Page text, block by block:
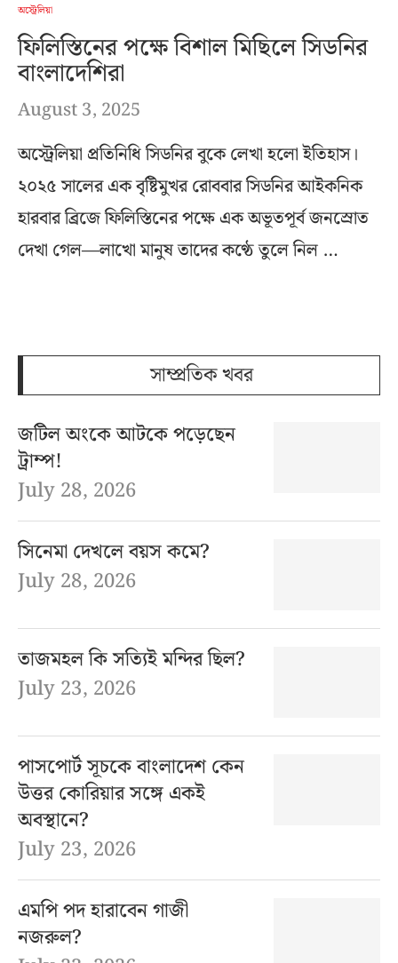
অস্ট্রেলিয়া
ফিলিস্তিনের পক্ষে বিশাল মিছিলে সিডনির
বাংলাদেশিরা
August 3, 2025
অস্ট্রেলিয়া প্রতিনিধি সিডনির বুকে লেখা হলো ইতিহাস।
২০২৫ সালের এক বৃষ্টিমুখর রোববার সিডনির আইকনিক
হারবার ব্রিজে ফিলিস্তিনের পক্ষে এক অভূতপূর্ব জনস্রোত
দেখা গেল—লাখো মানুষ তাদের কণ্ঠে তুলে নিল …
সাম্প্রতিক খবর
জটিল অংকে আটকে পড়েছেন
ট্রাম্প!
July 28, 2026
সিনেমা দেখলে বয়স কমে?
July 28, 2026
তাজমহল কি সত্যিই মন্দির ছিল?
July 23, 2026
পাসপোর্ট সূচকে বাংলাদেশ কেন
উত্তর কোরিয়ার সঙ্গে একই
অবস্থানে?
July 23, 2026
এমপি পদ হারাবেন গাজী
নজরুল?